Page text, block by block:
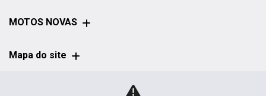
MOTOS NOVAS
Mapa do site